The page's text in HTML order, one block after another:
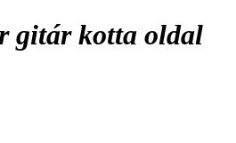
gitár kotta oldal